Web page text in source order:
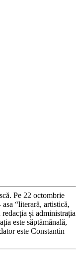
Pe 22 octombrie
“literară, artistică,
și administrația
este săptămânală,
este Constantin